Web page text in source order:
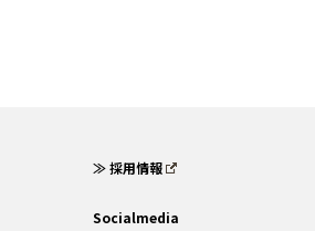
≫ 採用情報
Socialmedia